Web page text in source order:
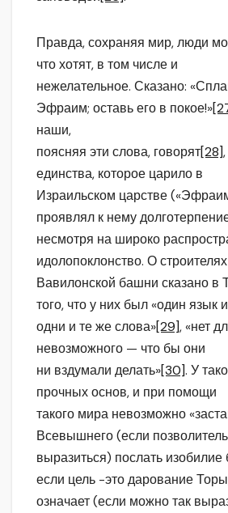
Правда, сохраняя мир, люди
что хотят, в том числе и
нежелательное. Сказано:
Эфраим; оставь его в покое!»
наши,
поясняя эти слова, говорят[28]
единства, которое царило в
Израильском царстве
проявлял к нему
несмотря на широко
идолопоклонство. О строителях
Вавилонской башни сказано в
того, что у них был «один язык и
одни и те же слова»[29], «нет
невозможного — что бы они
ни вздумали делать»[30]. У
прочных основ, и при помощи
такого мира невозможно
Всевышнего (если
выразиться) послать изобилие
если цель -это дарование
означает (если можно так